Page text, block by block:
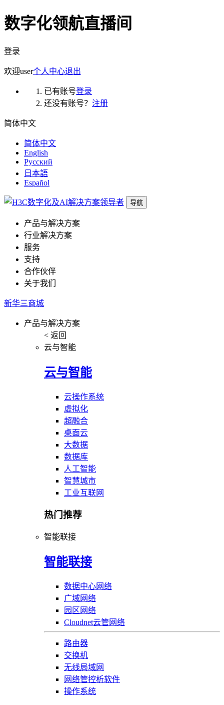
数字化领航直播间
登录
欢迎user个人中心退出
已有账号登录
还没有账号？ 注册
简体中文
简体中文
English
Русский
日本語
Español
导航
产品与解决方案
行业解决方案
服务
支持
合作伙伴
关于我们
新华三商城
产品与解决方案
< 返回
云与智能
云与智能
云操作系统
虚拟化
超融合
桌面云
大数据
数据库
人工智能
智慧城市
工业互联网
热门推荐
智能联接
智能联接
数据中心网络
广域网络
园区网络
Cloudnet云管网络
路由器
交换机
无线局域网
网络管控析软件
操作系统